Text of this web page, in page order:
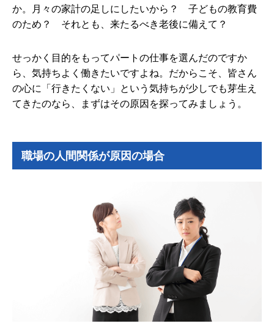
か。月々の家計の足しにしたいから？ 子どもの教育費
のため？ それとも、来たるべき老後に備えて？
せっかく目的をもってパートの仕事を選んだのですか
ら、気持ちよく働きたいですよね。だからこそ、皆さん
の心に「行きたくない」という気持ちが少しでも芽生え
てきたのなら、まずはその原因を探ってみましょう。
職場の人間関係が原因の場合